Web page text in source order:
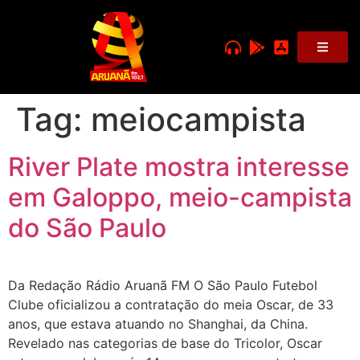
Tag: meiocampista
River Plate mostra interesse
em Galoppo, meio-campista
do São Paulo
Da Redação Rádio Aruanã FM O São Paulo Futebol
Clube oficializou a contratação do meia Oscar, de 33
anos, que estava atuando no Shanghai, da China.
Revelado nas categorias de base do Tricolor, Oscar